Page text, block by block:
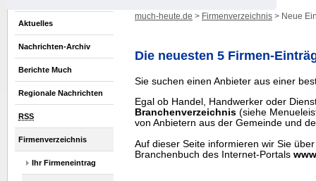
Aktuelles
Nachrichten-Archiv
Berichte Much
Regionale Nachrichten
RSS
Firmenverzeichnis
Ihr Firmeneintrag
much-heute.de > Firmenverzeichnis > Neue
Die neuesten 5 Firmen-
Sie suchen einen Anbieter aus einer
Egal ob Handel, Handwerker oder
Branchenverzeichnis (siehe
von Anbietern aus der Gemeinde und
Auf dieser Seite informieren wir Sie
Branchenbuch des Internet-Portals